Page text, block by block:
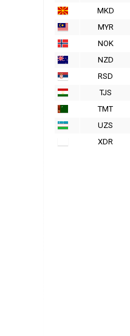
MKD
MYR
NOK
NZD
RSD
TJS
TMT
UZS
XDR